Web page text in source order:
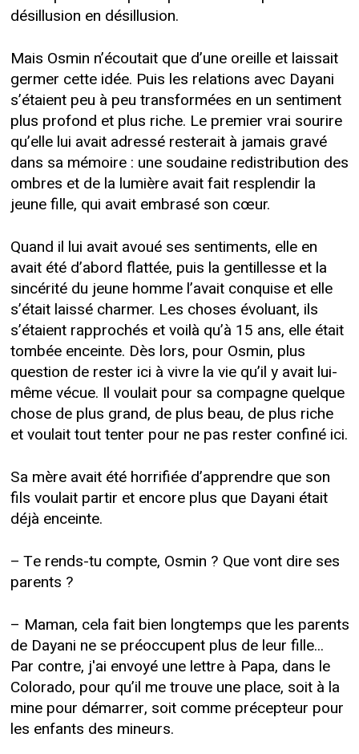
désillusion en désillusion.
Mais Osmin n’écoutait que d’une oreille et laissait
germer cette idée. Puis les relations avec Dayani
s’étaient peu à peu transformées en un sentiment
plus profond et plus riche. Le premier vrai sourire
qu’elle lui avait adressé resterait à jamais gravé
dans sa mémoire : une soudaine redistribution des
ombres et de la lumière avait fait resplendir la
jeune fille, qui avait embrasé son cœur.
Quand il lui avait avoué ses sentiments, elle en
avait été d’abord flattée, puis la gentillesse et la
sincérité du jeune homme l’avait conquise et elle
s’était laissé charmer. Les choses évoluant, ils
s’étaient rapprochés et voilà qu’à 15 ans, elle était
tombée enceinte. Dès lors, pour Osmin, plus
question de rester ici à vivre la vie qu’il y avait lui-
même vécue. Il voulait pour sa compagne quelque
chose de plus grand, de plus beau, de plus riche
et voulait tout tenter pour ne pas rester confiné ici.
Sa mère avait été horrifiée d’apprendre que son
fils voulait partir et encore plus que Dayani était
déjà enceinte.
– Te rends-tu compte, Osmin ? Que vont dire ses
parents ?
– Maman, cela fait bien longtemps que les parents
de Dayani ne se préoccupent plus de leur fille...
Par contre, j'ai envoyé une lettre à Papa, dans le
Colorado, pour qu’il me trouve une place, soit à la
mine pour démarrer, soit comme précepteur pour
les enfants des mineurs.